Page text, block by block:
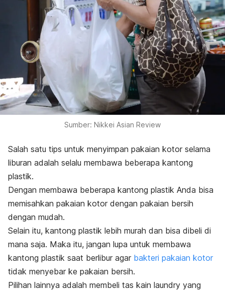
Sumber: Nikkei Asian Review
Salah satu tips untuk menyimpan pakaian kotor selama
liburan adalah selalu membawa beberapa kantong
plastik.
Dengan membawa beberapa kantong plastik Anda bisa
memisahkan pakaian kotor dengan pakaian bersih
dengan mudah.
Selain itu, kantong plastik lebih murah dan bisa dibeli di
mana saja. Maka itu, jangan lupa untuk membawa
kantong plastik saat berlibur agar bakteri pakaian kotor
tidak menyebar ke pakaian bersih.
Pilihan lainnya adalah membeli tas kain laundry yang